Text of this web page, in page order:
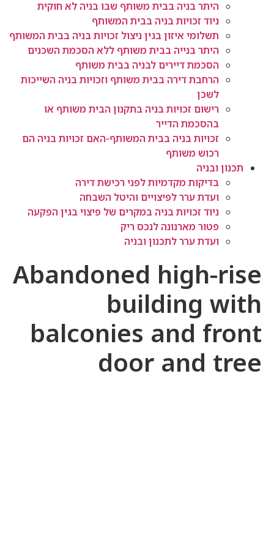
היתר בניה בבית משותף שבו בניה לא חוקית
ניוד זכויות בניה בבית המשותף
תשלומי איזון בגין ניצול זכויות בניה בבית המשותף
היתר בנייה בבית משותף ללא הסכמת השכנים
הסכמת דיירים לבניה בבית משותף
הרחבת דירה בבית משותף וזכויות בניה השייכות
לשכן
רישום זכויות בניה בתקנון הבית משותף או
בהסכמת הדייר
זכויות בניה בבית המשותף-האם זכויות בניה הם
רכוש משותף
תכנון ובניה
בדיקות מקדמיות לפני רכישת דירה
ועדת ערר לפיצויים והיטל השבחה
ניוד זכויות בניה במקרים של פיצוי בגין הפקעה
פטור מארנונה לנכס ריק
ועדת ערר לתכנון ובניה
Abandoned high-rise
building with
balconies and front
door and tree